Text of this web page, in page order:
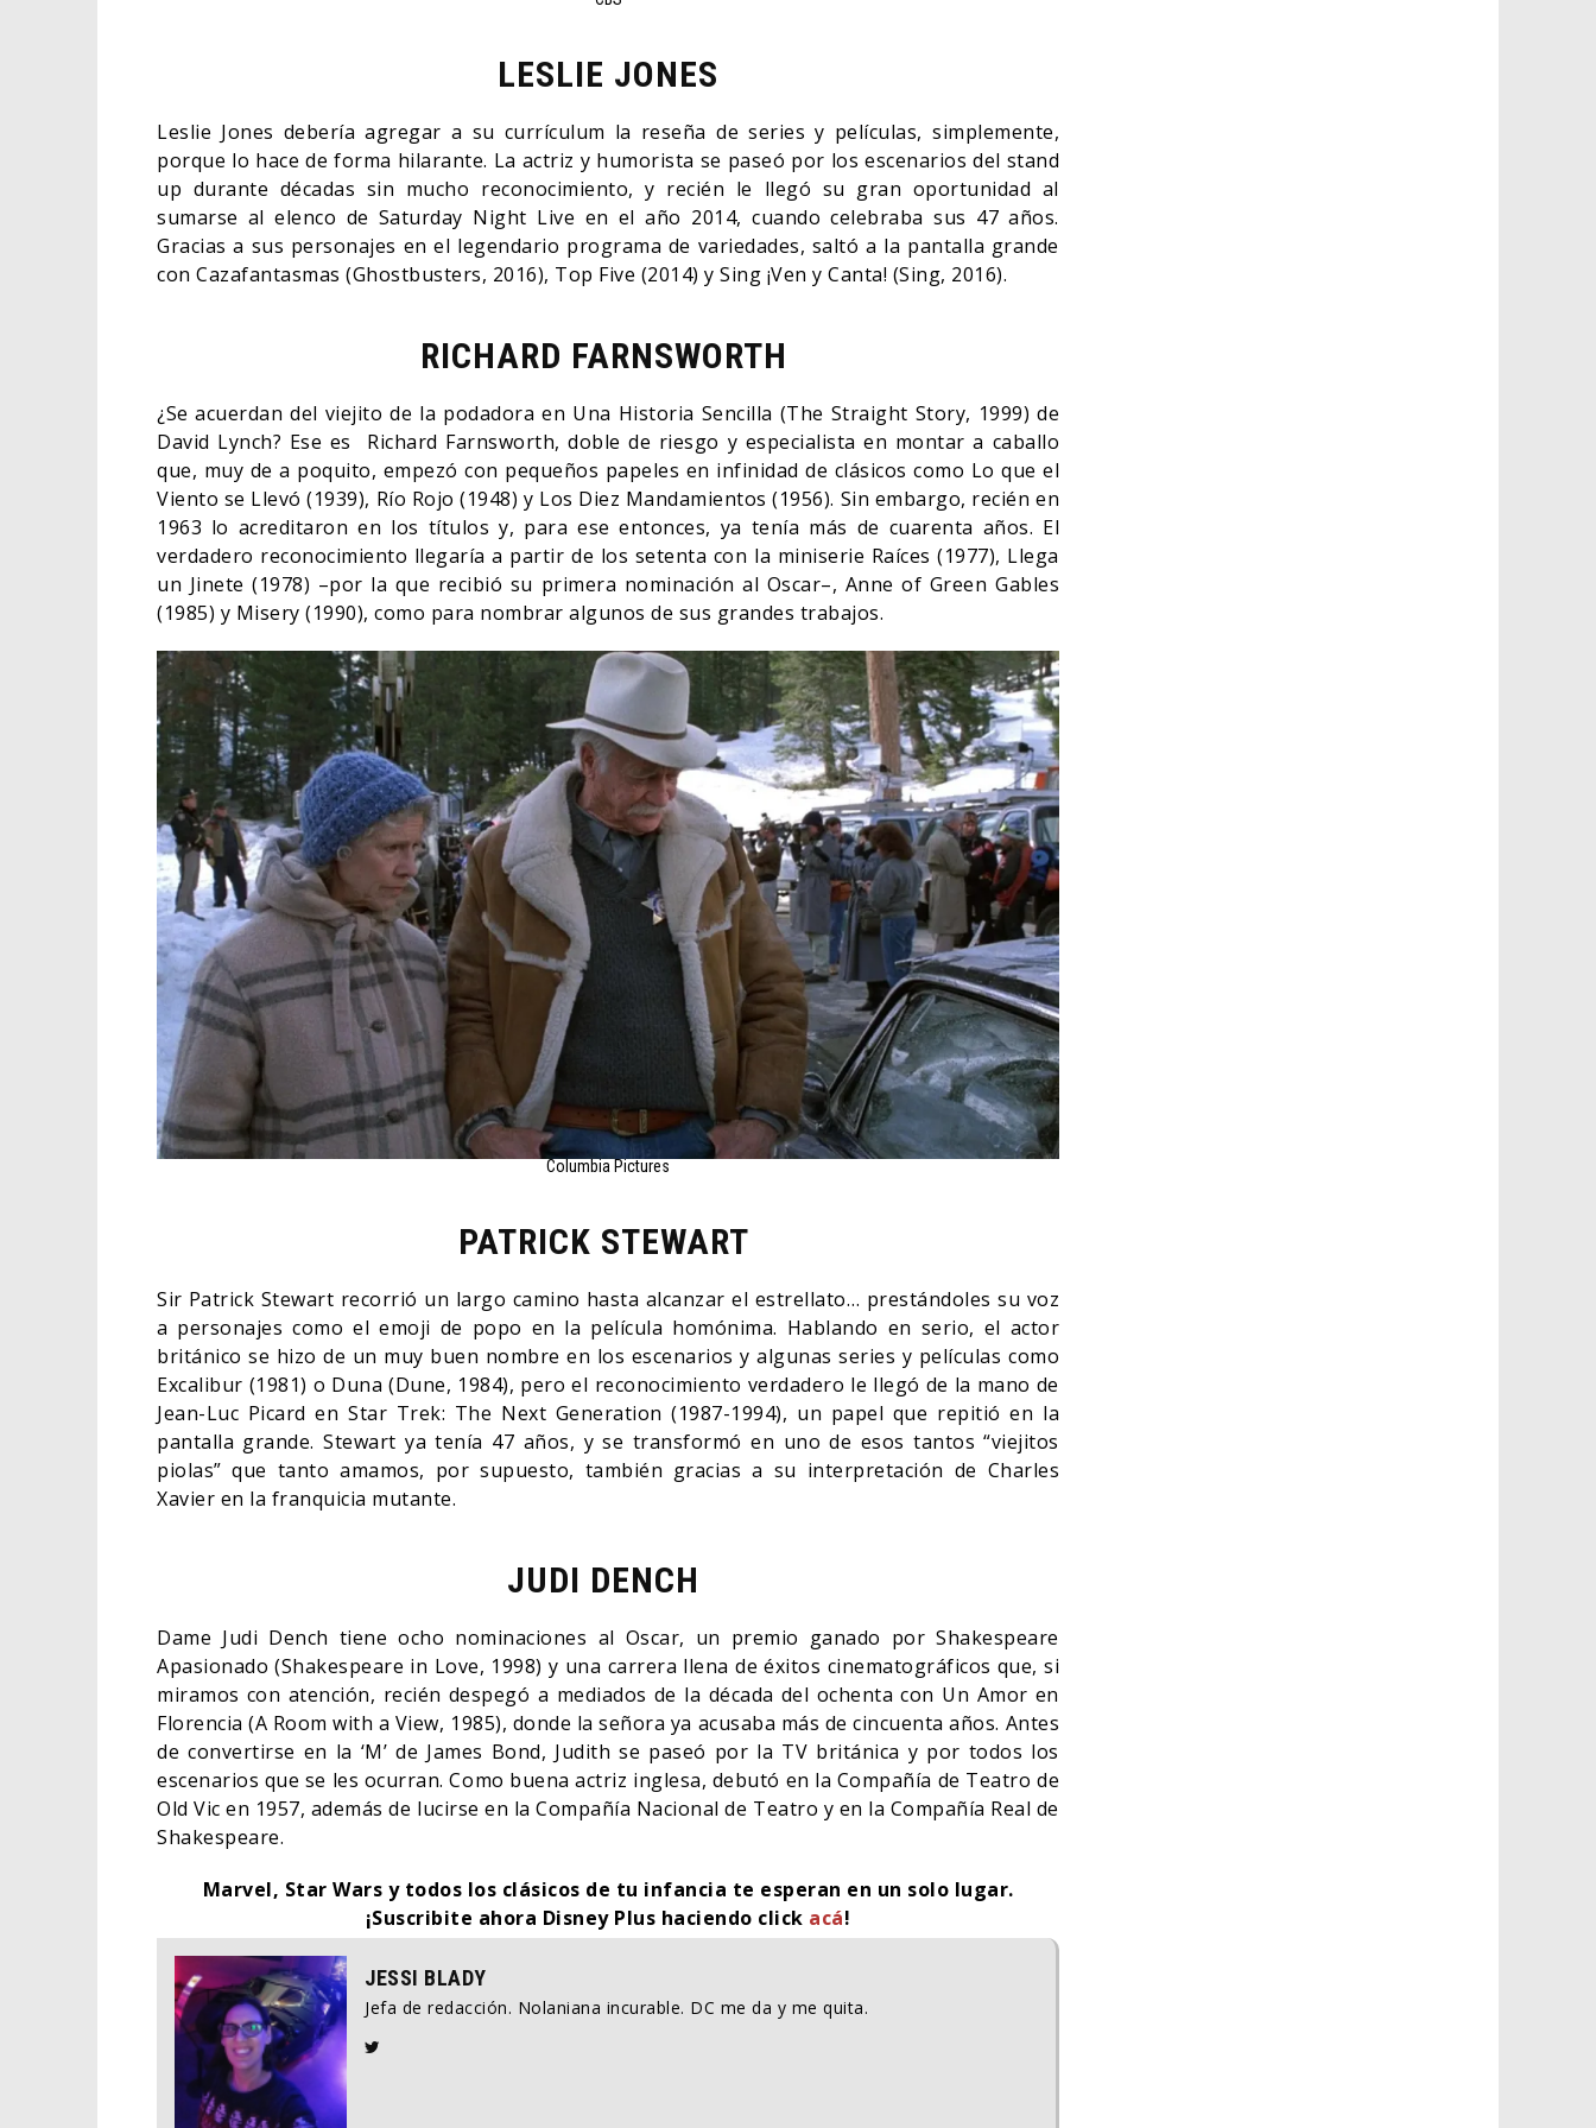
LESLIE JONES
Leslie Jones debería agregar a su currículum la reseña de series y películas, simplemente,
porque lo hace de forma hilarante. La actriz y humorista se paseó por los escenarios del stand
up durante décadas sin mucho reconocimiento, y recién le llegó su gran oportunidad al
sumarse al elenco de Saturday Night Live en el año 2014, cuando celebraba sus 47 años.
Gracias a sus personajes en el legendario programa de variedades, saltó a la pantalla grande
con Cazafantasmas (Ghostbusters, 2016), Top Five (2014) y Sing ¡Ven y Canta! (Sing, 2016).
RICHARD FARNSWORTH
¿Se acuerdan del viejito de la podadora en Una Historia Sencilla (The Straight Story, 1999) de
David Lynch? Ese es Richard Farnsworth, doble de riesgo y especialista en montar a caballo
que, muy de a poquito, empezó con pequeños papeles en infinidad de clásicos como Lo que el
Viento se Llevó (1939), Río Rojo (1948) y Los Diez Mandamientos (1956). Sin embargo, recién en
1963 lo acreditaron en los títulos y, para ese entonces, ya tenía más de cuarenta años. El
verdadero reconocimiento llegaría a partir de los setenta con la miniserie Raíces (1977), Llega
un Jinete (1978) –por la que recibió su primera nominación al Oscar–, Anne of Green Gables
(1985) y Misery (1990), como para nombrar algunos de sus grandes trabajos.
Columbia Pictures
PATRICK STEWART
Sir Patrick Stewart recorrió un largo camino hasta alcanzar el estrellato… prestándoles su voz
a personajes como el emoji de popo en la película homónima. Hablando en serio, el actor
británico se hizo de un muy buen nombre en los escenarios y algunas series y películas como
Excalibur (1981) o Duna (Dune, 1984), pero el reconocimiento verdadero le llegó de la mano de
Jean-Luc Picard en Star Trek: The Next Generation (1987-1994), un papel que repitió en la
pantalla grande. Stewart ya tenía 47 años, y se transformó en uno de esos tantos “viejitos
piolas” que tanto amamos, por supuesto, también gracias a su interpretación de Charles
Xavier en la franquicia mutante.
JUDI DENCH
Dame Judi Dench tiene ocho nominaciones al Oscar, un premio ganado por Shakespeare
Apasionado (Shakespeare in Love, 1998) y una carrera llena de éxitos cinematográficos que, si
miramos con atención, recién despegó a mediados de la década del ochenta con Un Amor en
Florencia (A Room with a View, 1985), donde la señora ya acusaba más de cincuenta años. Antes
de convertirse en la ‘M’ de James Bond, Judith se paseó por la TV británica y por todos los
escenarios que se les ocurran. Como buena actriz inglesa, debutó en la Compañía de Teatro de
Old Vic en 1957, además de lucirse en la Compañía Nacional de Teatro y en la Compañía Real de
Shakespeare.
Marvel, Star Wars y todos los clásicos de tu infancia te esperan en un solo lugar.
¡Suscribite ahora Disney Plus haciendo click acá!
JESSI BLADY
Jefa de redacción. Nolaniana incurable. DC me da y me quita.